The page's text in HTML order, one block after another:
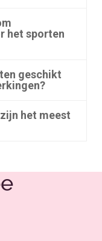
het sporten
geschikt
het meest